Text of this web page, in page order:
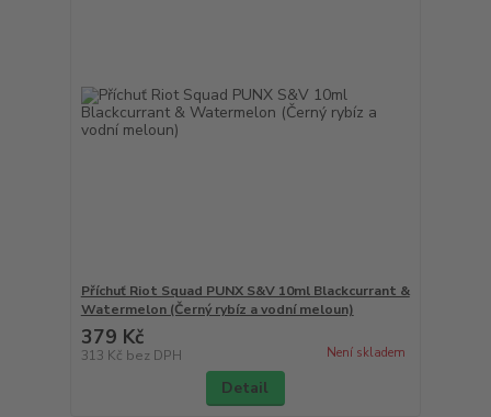
Příchuť Riot Squad PUNX S&V 10ml Blackcurrant &
Watermelon (Černý rybíz a vodní meloun)
379 Kč
313 Kč bez DPH Není skladem
Detail